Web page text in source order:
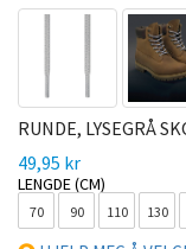
RUNDE, LYSEGRÅ
49,95 kr
LENGDE (CM)
70 90 110 130